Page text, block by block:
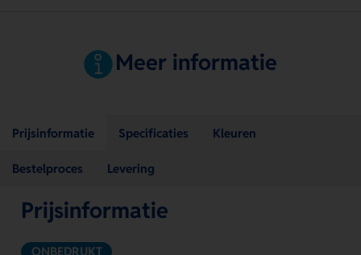
Meer informatie
Prijsinformatie Specificaties Kleuren
Bestelproces Levering
Prijsinformatie
ONBEDRUKT